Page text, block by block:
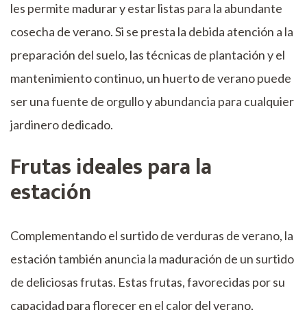
les permite madurar y estar listas para la abundante
cosecha de verano. Si se presta la debida atención a la
preparación del suelo, las técnicas de plantación y el
mantenimiento continuo, un huerto de verano puede
ser una fuente de orgullo y abundancia para cualquier
jardinero dedicado.
Frutas ideales para la
estación
Complementando el surtido de verduras de verano, la
estación también anuncia la maduración de un surtido
de deliciosas frutas. Estas frutas, favorecidas por su
capacidad para florecer en el calor del verano,